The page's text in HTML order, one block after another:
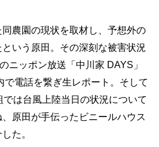
農園の現状を取材し、予想外の
いう原田。その深刻な被害状況
ニッポン放送「中川家 DAYS」
で電話を繋ぎ生レポート。そして
は台風上陸当日の状況について
原田が手伝ったビニールハウス
た。